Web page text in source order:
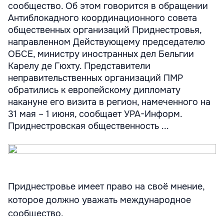
сообщество. Об этом говорится в обращении
Антиблокадного координационного совета
общественных организаций Приднестровья,
направленном Действующему председателю
ОБСЕ, министру иностранных дел Бельгии
Карелу де Гюхту. Представители
неправительственных организаций ПМР
обратились к европейскому дипломату
накануне его визита в регион, намеченного на
31 мая – 1 июня, сообщает УРА-Информ.
Приднестровская общественность ...
Приднестровье имеет право на своё мнение,
которое должно уважать международное
сообщество.